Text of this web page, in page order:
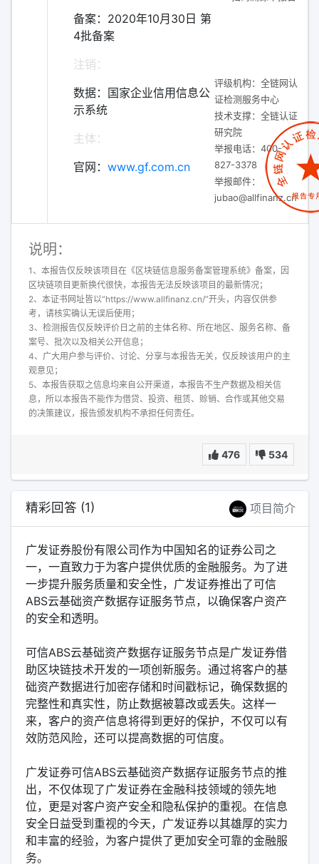
备案：2020年10月30日 第
4批备案
注销：
数据：国家企业信用信息公
示系统
主体：
官网： www.gf.com.cn
评级机构：全链网认
证检测服务中心
技术支撑：全链认证
研究院
举报电话：400-
827-3378
举报邮件：
jubao@allfinanz.cn
说明：
1、本报告仅反映该项目在《区块链信息服务备案管理系统》备案，因
区块链项目更新换代很快，本报告无法反映该项目的最新情况；
2、本证书网址皆以“https://www.allfinanz.cn/”开头，内容仅供参
考，请核实确认无误后使用；
3、检测报告仅反映评价日之前的主体名称、所在地区、服务名称、备
案号、批次以及相关公开信息；
4、广大用户参与评价、讨论、分享与本报告无关，仅反映该用户的主
观意见；
5、本报告获取之信息均来自公开渠道，本报告不生产数据及相关信
息，所以本报告不能作为借贷、投资、租赁、赊销、合作或其他交易
的决策建议，报告颁发机构不承担任何责任。
476 534
精彩回答 (1) 项目简介
广发证券股份有限公司作为中国知名的证券公司之
一，一直致力于为客户提供优质的金融服务。为了进
一步提升服务质量和安全性，广发证券推出了可信
ABS云基础资产数据存证服务节点，以确保客户资产
的安全和透明。
可信ABS云基础资产数据存证服务节点是广发证券借
助区块链技术开发的一项创新服务。通过将客户的基
础资产数据进行加密存储和时间戳标记，确保数据的
完整性和真实性，防止数据被篡改或丢失。这样一
来，客户的资产信息将得到更好的保护，不仅可以有
效防范风险，还可以提高数据的可信度。
广发证券可信ABS云基础资产数据存证服务节点的推
出，不仅体现了广发证券在金融科技领域的领先地
位，更是对客户资产安全和隐私保护的重视。在信息
安全日益受到重视的今天，广发证券以其雄厚的实力
和丰富的经验，为客户提供了更加安全可靠的金融服
务。